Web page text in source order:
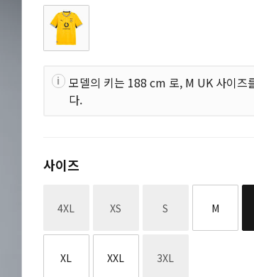
모델의 키는 188 cm 로, M UK 사이즈
다.
사이즈
4XL 재고없음XS S M
XL XXL 3XL